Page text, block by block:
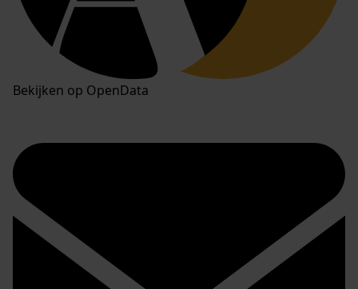
Bekijken op OpenData